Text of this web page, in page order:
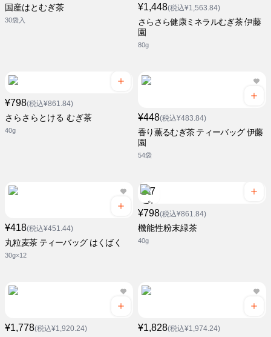
国産はとむぎ茶
30袋入
¥1,448(税込¥1,563.84)
さらさら健康ミネラルむぎ茶 伊藤
園
80g
¥798(税込¥861.84)
さらさらとける むぎ茶
40g
¥448(税込¥483.84)
香り薫るむぎ茶 ティーバッグ 伊藤
園
54袋
¥418(税込¥451.44)
丸粒麦茶 ティーバッグ はくばく
30g×12
¥798(税込¥861.84)
機能性粉末緑茶
40g
¥1,778(税込¥1,920.24) ¥1,828(税込¥1,974.24)